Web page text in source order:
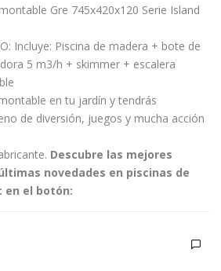
Gre 745x420x120 Serie Island
Incluye: Piscina de madera + bote de
5 m3/h + skimmer + escalera
en tu jardín y tendrás
de diversión, juegos y mucha acción
Descubre las mejores
novedades en piscinas de
en el botón: